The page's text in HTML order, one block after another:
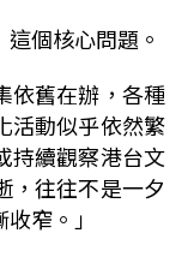
個核心問題。
依舊在辦，各種
活動似乎依然繁
持續觀察港台文
，往往不是一夕
窄。」